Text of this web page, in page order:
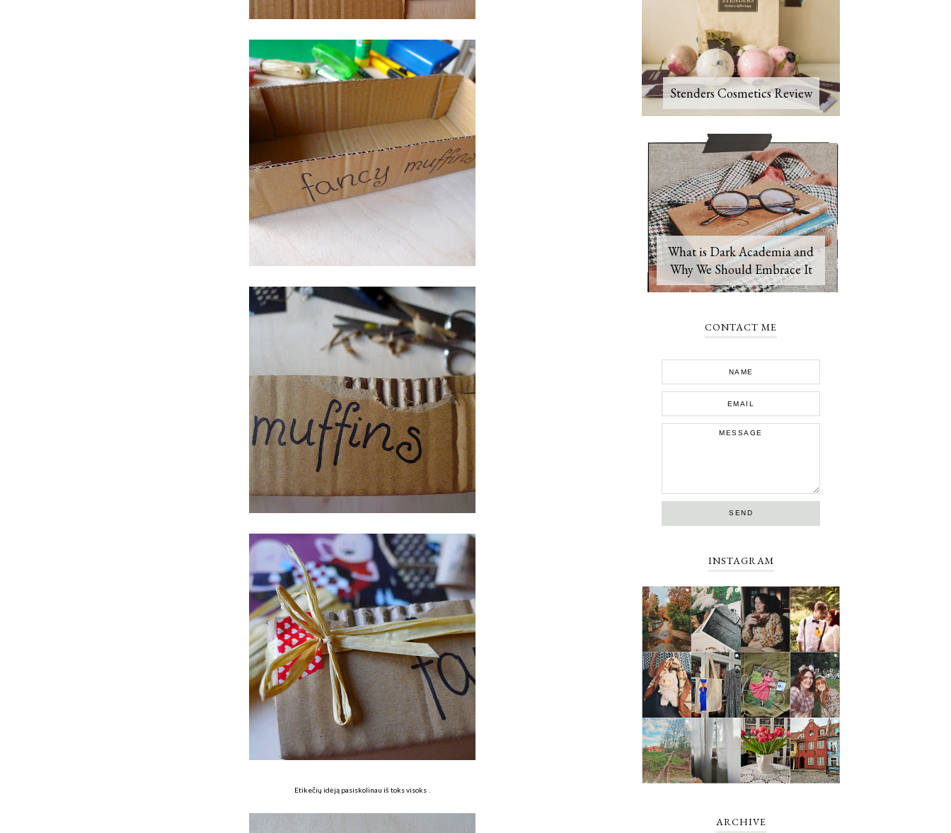
Etikečių idėją pasiskolinau iš toks visoks
Stenders Cosmetics Review
What is Dark Academia and
Why We Should Embrace It
CONTACT ME
INSTAGRAM
ARCHIVE